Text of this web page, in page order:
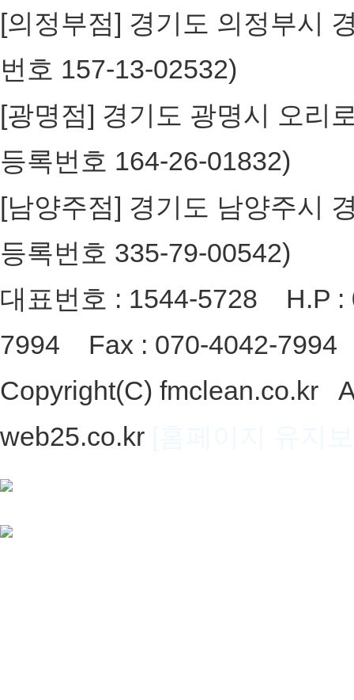
[의정부점] 경기도 의정부시
번호 157-13-02532)
[광명점] 경기도 광명시 오리
등록번호 164-26-01832)
[남양주점] 경기도 남양주시
등록번호 335-79-00542)
대표번호 : 1544-5728 H.P
7994 Fax : 070-4042-
Copyright(C) fmclean.co.kr
web25.co.kr